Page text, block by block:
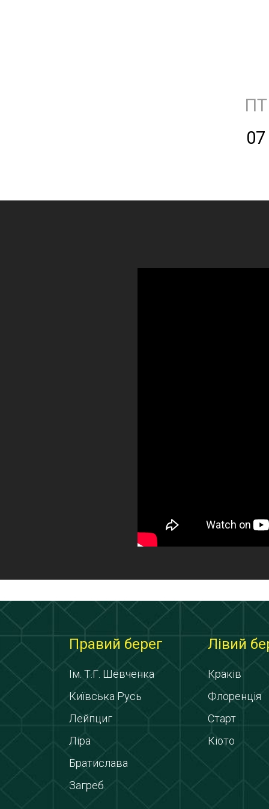
ПТ
07
Правий берег
Ім. Т.Г. Шевченка
Київська Русь
Лейпциг
Ліра
Братислава
Загреб
Лівий
Краків
Флоренція
Старт
Кіото